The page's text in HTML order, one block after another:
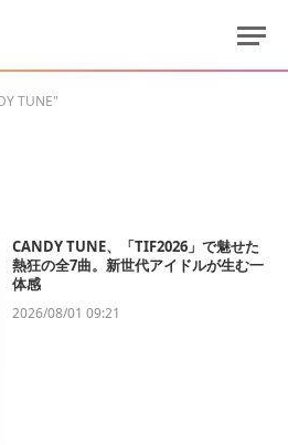
TUNE"
CANDY TUNE、「TIF2026」で魅せた
熱狂の全7曲。新世代アイドルが生む一
体感
2026/08/01 09:21